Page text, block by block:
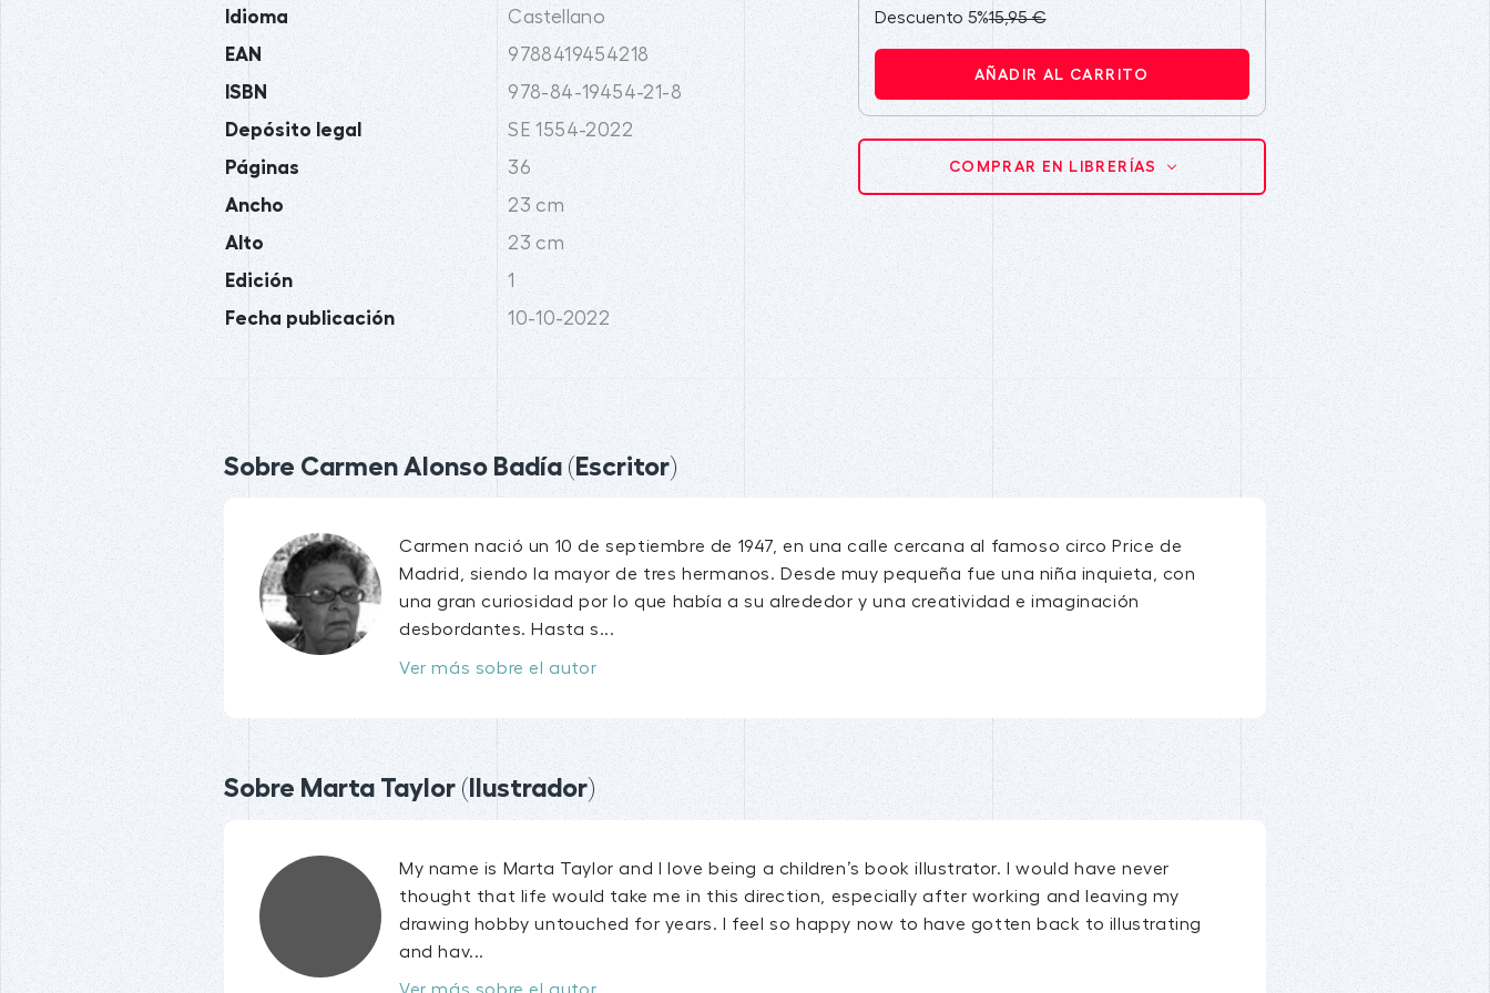
Idioma Castellano
EAN 9788419454218
ISBN 978-84-19454-21-8
Depósito legal SE 1554-2022
Páginas 36
Ancho 23 cm
Alto 23 cm
Edición 1
Fecha publicación 10-10-2022
Descuento 5%15,95 €
AÑADIR AL CARRITO
COMPRAR EN LIBRERÍAS
Sobre Carmen Alonso Badía (Escritor)
Carmen nació un 10 de septiembre de 1947, en una calle cercana al famoso circo Price de
Madrid, siendo la mayor de tres hermanos. Desde muy pequeña fue una niña inquieta, con
una gran curiosidad por lo que había a su alrededor y una creatividad e imaginación
desbordantes. Hasta s...
Ver más sobre el autor
Sobre Marta Taylor (Ilustrador)
My name is Marta Taylor and I love being a children’s book illustrator. I would have never
thought that life would take me in this direction, especially after working and leaving my
drawing hobby untouched for years. I feel so happy now to have gotten back to illustrating
and hav...